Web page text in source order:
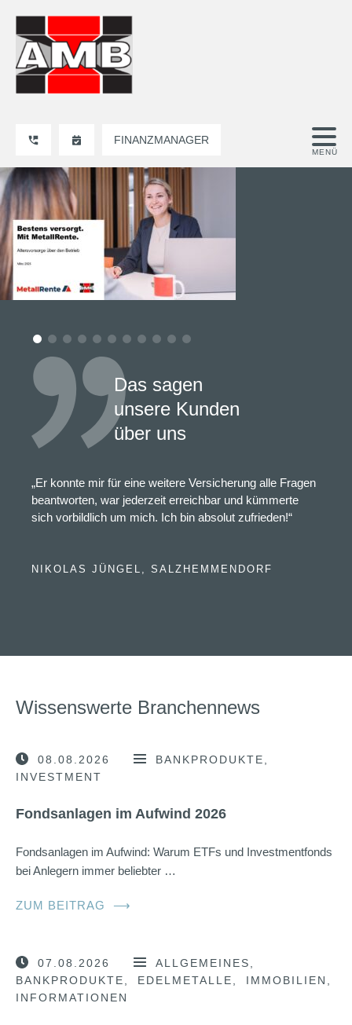
FINANZMANAGER
Das sagen
unsere Kunden
über uns
„Er konnte mir für eine weitere Versicherung alle Fragen
beantworten, war jederzeit erreichbar und kümmerte
sich vorbildlich um mich. Ich bin absolut zufrieden!“
NIKOLAS JÜNGEL, SALZHEMMENDORF
Wissenswerte Branchennews
08.08.2026
BANKPRODUKTE
INVESTMENT
Fondsanlagen im Aufwind 2026
Fondsanlagen im Aufwind: Warum ETFs und Investmentfonds
bei Anlegern immer beliebter …
ZUM BEITRAG ⟶
07.08.2026
ALLGEMEINES
BANKPRODUKTE
EDELMETALLE
IMMOBILIEN
INFORMATIONEN